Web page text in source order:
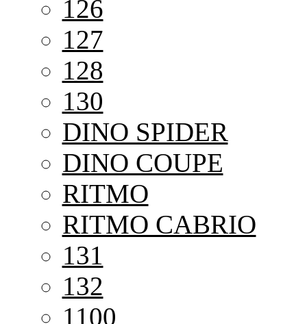
126
127
128
130
DINO SPIDER
DINO COUPE
RITMO
RITMO CABRIO
131
132
1100